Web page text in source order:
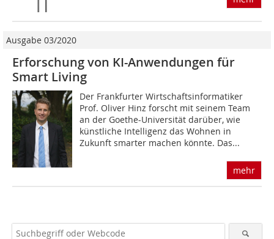
Ausgabe 03/2020
Erforschung von KI-Anwendungen für
Smart Living
Der Frankfurter Wirtschaftsinformatiker
Prof. Oliver Hinz forscht mit seinem Team
an der Goethe-Universität darüber, wie
künstliche Intelligenz das Wohnen in
Zukunft smarter machen könnte. Das...
mehr